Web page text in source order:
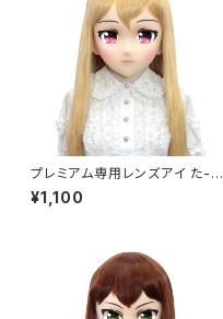
プレミアム専用レンズアイ た-レ
ッド Premium Lens Eye TA-
Red
¥1,100